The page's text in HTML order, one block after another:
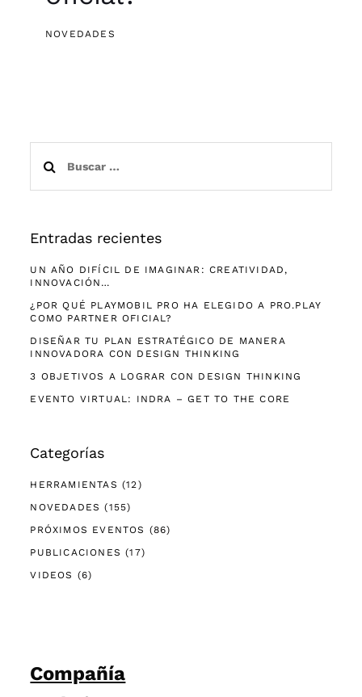
NOVEDADES
Entradas recientes
UN AÑO DIFÍCIL DE IMAGINAR: CREATIVIDAD,
INNOVACIÓN…
¿POR QUÉ PLAYMOBIL PRO HA ELEGIDO A PRO.PLAY
COMO PARTNER OFICIAL?
DISEÑAR TU PLAN ESTRATÉGICO DE MANERA
INNOVADORA CON DESIGN THINKING
3 OBJETIVOS A LOGRAR CON DESIGN THINKING
EVENTO VIRTUAL: INDRA – GET TO THE CORE
Categorías
HERRAMIENTAS (12)
NOVEDADES (155)
PRÓXIMOS EVENTOS (86)
PUBLICACIONES (17)
VIDEOS (6)
Compañía